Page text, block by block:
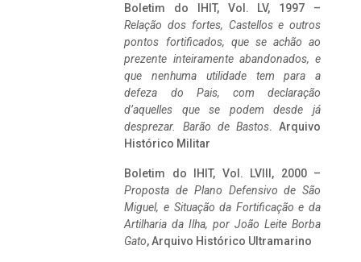
Boletim do IHIT, Vol. LV, 1997 –
Relação dos fortes, Castellos e outros
pontos fortificados, que se achão ao
prezente inteiramente abandonados, e
que nenhuma utilidade tem para a
defeza do Pais, com declaração
d’aquelles que se podem desde já
desprezar. Barão de Bastos. Arquivo
Histórico Militar
Boletim do IHIT, Vol. LVIII, 2000 –
Proposta de Plano Defensivo de São
Miguel, e Situação da Fortificação e da
Artilharia da Ilha, por João Leite Borba
Gato, Arquivo Histórico Ultramarino